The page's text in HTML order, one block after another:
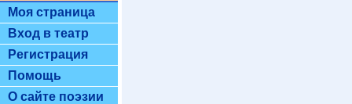
Моя страница
Вход в театр
Регистрация
Помощь
О сайте поэзии